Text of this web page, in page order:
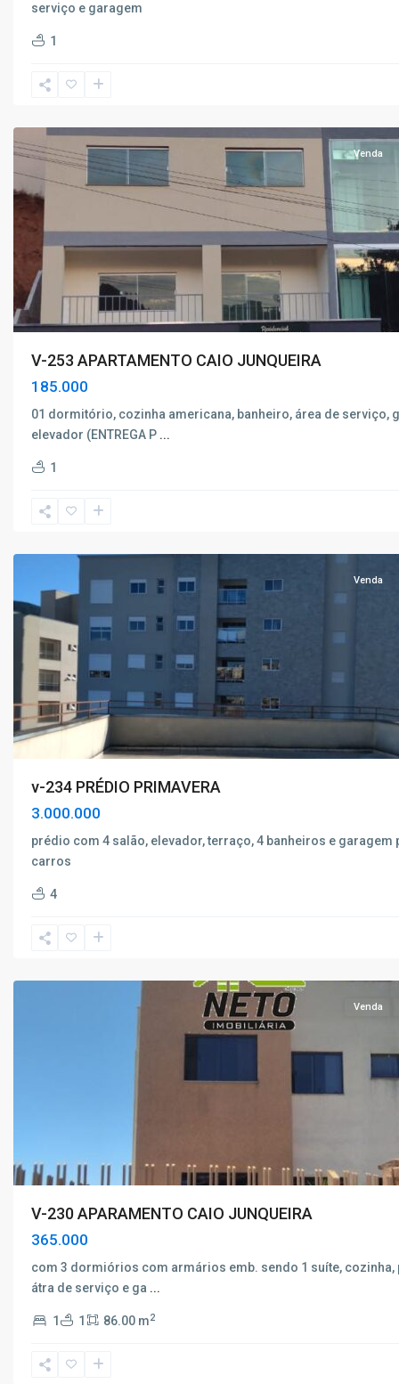
serviço e garagem
1
Junqueira
de
Venda
V-253 APARTAMENTO CAIO JUNQUEIRA
185.000
01 dormitório, cozinha americana, banheiro, área de serviço,
elevador (ENTREGA P ...
1
Primavera
de
Venda
v-234 PRÉDIO PRIMAVERA
3.000.000
prédio com 4 salão, elevador, terraço, 4 banheiros e garagem
carros
4
Junqueira
de
Venda
V-230 APARAMENTO CAIO JUNQUEIRA
365.000
com 3 dormiórios com armários emb. sendo 1 suíte, cozinha,
átra de serviço e ga ...
1 1 86.00 m2
Bandeirantes,
de